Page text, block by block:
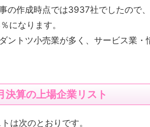
の作成時点では3937社でしたので
になります。
ントツ小売業が多く、サービス業・
決算の上場企業リスト
は次のとおりです。